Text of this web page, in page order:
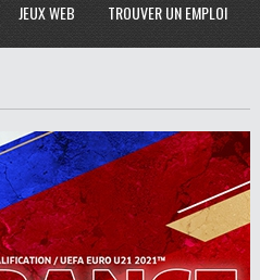
JEUX WEB TROUVER UN EMPLOI